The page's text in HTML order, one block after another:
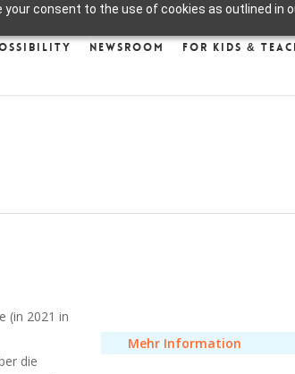
consent to the use of cookies as outlined in
Newsroom For Kids &
(in 2021 in
die
Mehr Information